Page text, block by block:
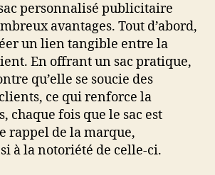
personnalisé publicitaire
avantages. Tout d’abord,
un lien tangible entre la
En offrant un sac pratique,
qu’elle se soucie des
ce qui renforce la
chaque fois que le sac est
rappel de la marque,
à la notoriété de celle-ci.